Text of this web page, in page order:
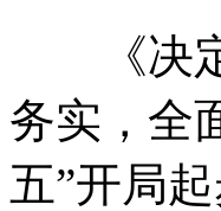
《决定
务实 ， 全
五”开局